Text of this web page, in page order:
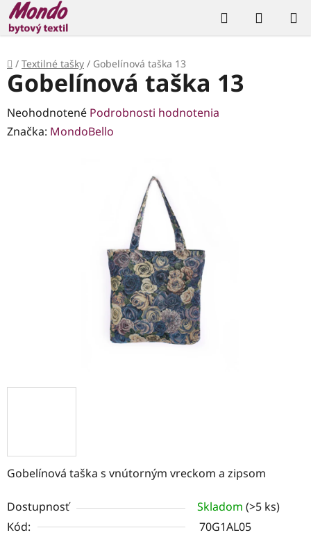
Prejsť
na
obsah
Hľadať
KOŠÍK
Domov
/ Textilné tašky / Gobelínová taška 13
Gobelínová taška s vnútorným vreckom a zipsom
Dostupnosť Skladom (>5 ks)
Kód:
70G1AL05
Gobelínová taška 13
Priemerné
hodnotenie
Neohodnotené Podrobnosti hodnotenia
Značka: MondoBello